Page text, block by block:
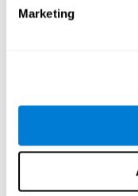
Marketing
Linkedin